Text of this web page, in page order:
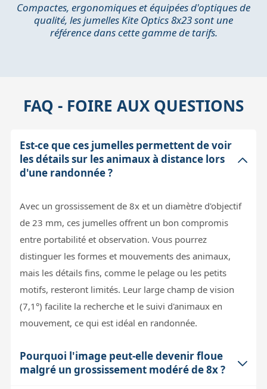
Compactes, ergonomiques et équipées d'optiques de
qualité, les jumelles Kite Optics 8x23 sont une
référence dans cette gamme de tarifs.
FAQ - FOIRE AUX QUESTIONS
Est-ce que ces jumelles permettent de voir
les détails sur les animaux à distance lors
d'une randonnée ?
Avec un grossissement de 8x et un diamètre d'objectif
de 23 mm, ces jumelles offrent un bon compromis
entre portabilité et observation. Vous pourrez
distinguer les formes et mouvements des animaux,
mais les détails fins, comme le pelage ou les petits
motifs, resteront limités. Leur large champ de vision
(7,1°) facilite la recherche et le suivi d'animaux en
mouvement, ce qui est idéal en randonnée.
Pourquoi l'image peut-elle devenir floue
malgré un grossissement modéré de 8x ?